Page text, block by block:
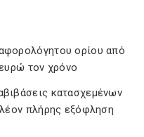
ορίου από
τον χρόνο
κατασχεμένων
πλήρης εξόφληση